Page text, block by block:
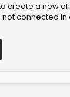
create a new
not connected in